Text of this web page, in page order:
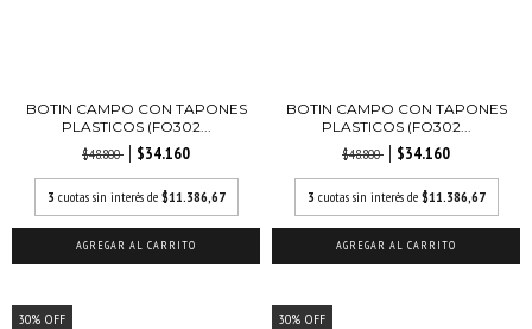
BOTIN CAMPO CON TAPONES
PLASTICOS (FO302...
$48.800
$34.160
3 cuotas sin interés de $11.386,67
AGREGAR AL CARRITO
BOTIN CAMPO CON TAPONES
PLASTICOS (FO302...
$48.800
$34.160
3 cuotas sin interés de $11.386,67
AGREGAR AL CARRITO
30% OFF 30% OFF